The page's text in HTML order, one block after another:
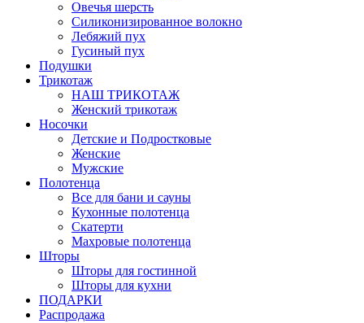
Овечья шерсть
Силиконизированное волокно
Лебяжий пух
Гусиный пух
Подушки
Трикотаж
НАШ ТРИКОТАЖ
Женский трикотаж
Носочки
Детские и Подростковые
Женские
Мужские
Полотенца
Все для бани и сауны
Кухонные полотенца
Скатерти
Махровые полотенца
Шторы
Шторы для гостинной
Шторы для кухни
ПОДАРКИ
Распродажа